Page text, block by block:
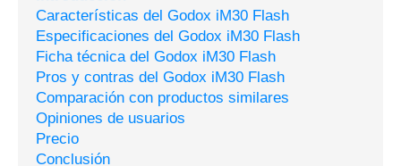
Características del Godox iM30 Flash
Especificaciones del Godox iM30 Flash
Ficha técnica del Godox iM30 Flash
Pros y contras del Godox iM30 Flash
Comparación con productos similares
Opiniones de usuarios
Precio
Conclusión